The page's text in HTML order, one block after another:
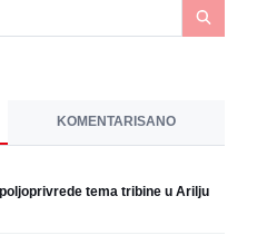
KOMENTARISANO
tema tribine u Arilju